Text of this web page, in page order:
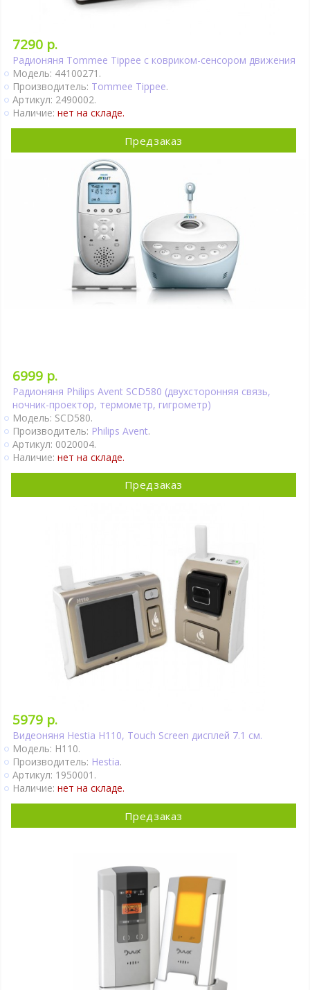
7290 р.
Радионяня Tommee Tippee с ковриком-сенсором движения
Модель: 44100271.
Производитель: Tommee Tippee.
Артикул: 2490002.
Наличие:нет на складе.
Предзаказ
6999 р.
Радионяня Philips Avent SCD580 (двухсторонняя связь,
ночник-проектор, термометр, гигрометр)
Модель: SCD580.
Производитель: Philips Avent.
Артикул: 0020004.
Наличие:нет на складе.
Предзаказ
5979 р.
Видеоняня Hestia H110, Touch Screen дисплей 7.1 см.
Модель: H110.
Производитель: Hestia.
Артикул: 1950001.
Наличие:нет на складе.
Предзаказ